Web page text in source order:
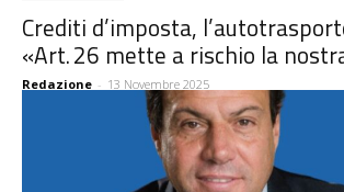
Crediti d’imposta,
«Art. 26 mette a rischio la
Redazione - 13 Novembre 2025